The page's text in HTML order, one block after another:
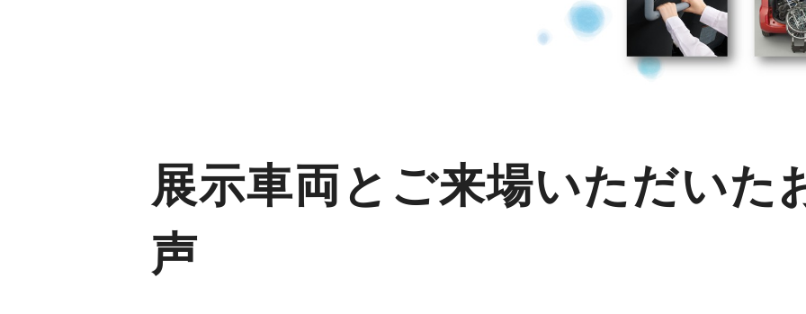
展示車両とご来場いただいた
声